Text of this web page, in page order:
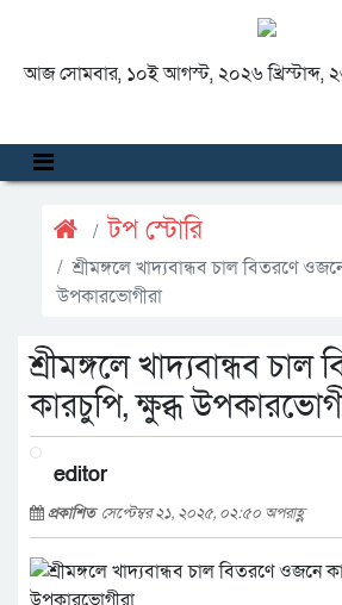
আজ সোমবার, ১০ই আগস্ট, ২০২৬ খ্রিস্টাব্দ,
টপ স্টোরি
শ্রীমঙ্গলে খাদ্যবান্ধব চাল বিতরণে
উপকারভোগীরা
শ্রীমঙ্গলে খাদ্যবান্ধব
কারচুপি, ক্ষুব্ধ
editor
প্রকাশিত সেপ্টেম্বর ২১, ২০২৫, ০২:৫০ অপরাহ্ণ